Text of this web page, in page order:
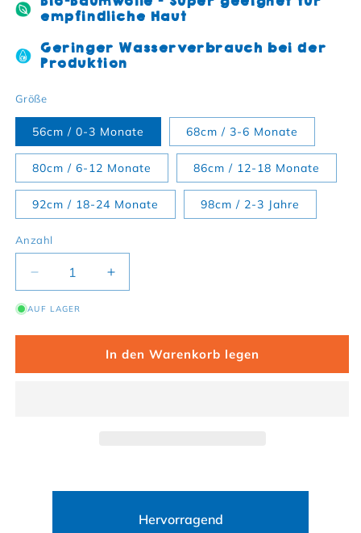
empfindliche Haut
Geringer Wasserverbrauch bei der
Produktion
Größe
56cm / 0-3 Monate 68cm / 3-6 Monate
80cm / 6-12 Monate 86cm / 12-18 Monate
92cm / 18-24 Monate 98cm / 2-3 Jahre
Anzahl
Verringere die Menge für Bio-Baumwoll Baby
Erhöhe die Menge für Bio-Baumwoll
AUF LAGER
In den Warenkorb legen
Hervorragend